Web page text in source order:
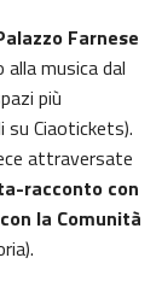
Farnese
musica dal
più
Ciaotickets).
attraversate
racconto con
la Comunità